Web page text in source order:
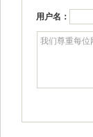
用户名：